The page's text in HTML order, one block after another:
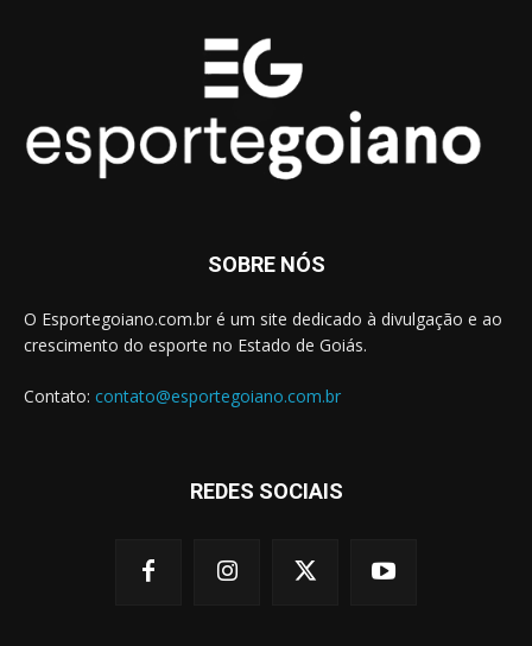
SOBRE NÓS
O Esportegoiano.com.br é um site dedicado à divulgação e ao
crescimento do esporte no Estado de Goiás.
Contato: contato@esportegoiano.com.br
REDES SOCIAIS